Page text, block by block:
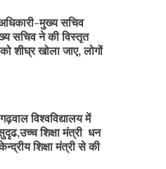
मुख्य सचिव
सचिव ने की विस्तृत
शीघ्र खोला जाए, लोगों
विश्वविद्यालय में
शिक्षा मंत्री धन
शिक्षा मंत्री से की